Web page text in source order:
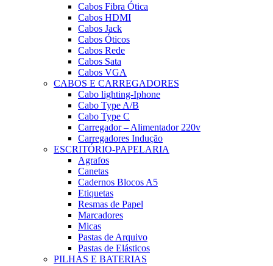
Cabos Fibra Ótica
Cabos HDMI
Cabos Jack
Cabos Óticos
Cabos Rede
Cabos Sata
Cabos VGA
CABOS E CARREGADORES
Cabo lighting-Iphone
Cabo Type A/B
Cabo Type C
Carregador – Alimentador 220v
Carregadores Indução
ESCRITÓRIO-PAPELARIA
Agrafos
Canetas
Cadernos Blocos A5
Etiquetas
Resmas de Papel
Marcadores
Micas
Pastas de Arquivo
Pastas de Elásticos
PILHAS E BATERIAS